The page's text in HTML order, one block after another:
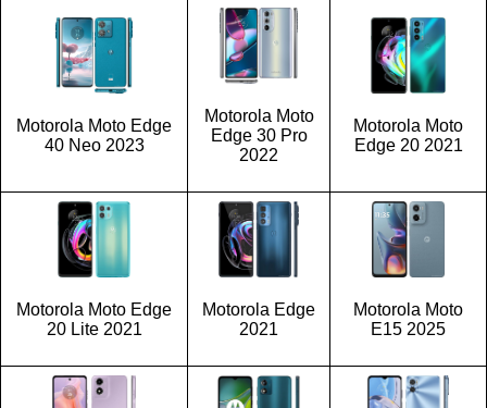
Motorola Moto Edge
40 Neo 2023
Motorola Moto
Edge 30 Pro
2022
Motorola Moto
Edge 20 2021
Motorola Moto Edge
20 Lite 2021
Motorola Edge
2021
Motorola Moto
E15 2025